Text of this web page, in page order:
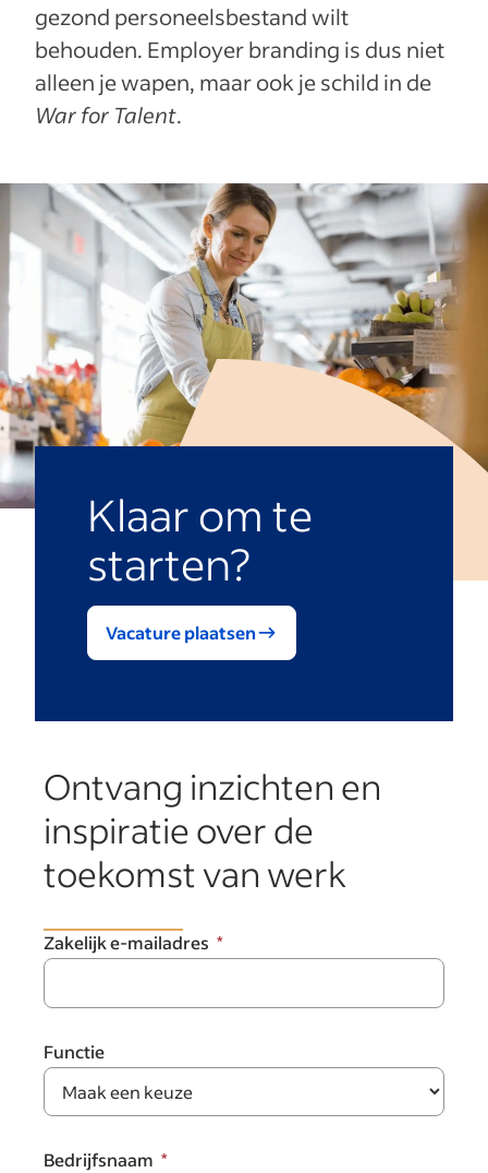
gezond personeelsbestand wilt
behouden. Employer branding is dus niet
alleen je wapen, maar ook je schild in de
War for Talent.
Klaar om te
starten?
Vacature plaatsen
Ontvang inzichten en
inspiratie over de
toekomst van werk
Zakelijk e-mailadres
Functie
Bedrijfsnaam